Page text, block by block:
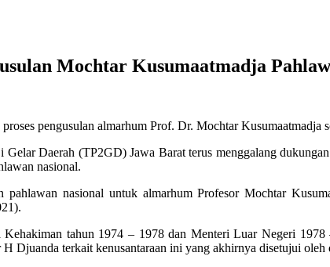
Mochtar Kusumaatmadja
pengusulan almarhum Prof. Dr. Mochtar Kusumaatmadja
Daerah (TP2GD) Jawa Barat terus menggalang
nasional.
pahlawan nasional untuk almarhum Profesor Mochtar
tahun 1974 – 1978 dan Menteri Luar Negeri
Djuanda terkait kenusantaraan ini yang akhirnya disetujui oleh